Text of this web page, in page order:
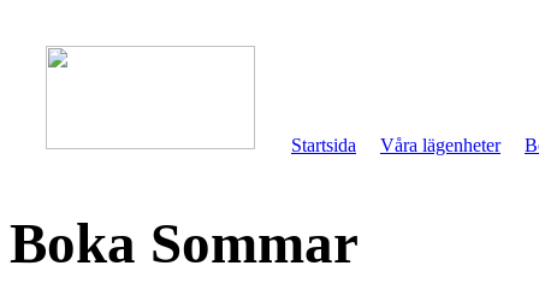
Startsida Våra lägenheter
Boka Sommar